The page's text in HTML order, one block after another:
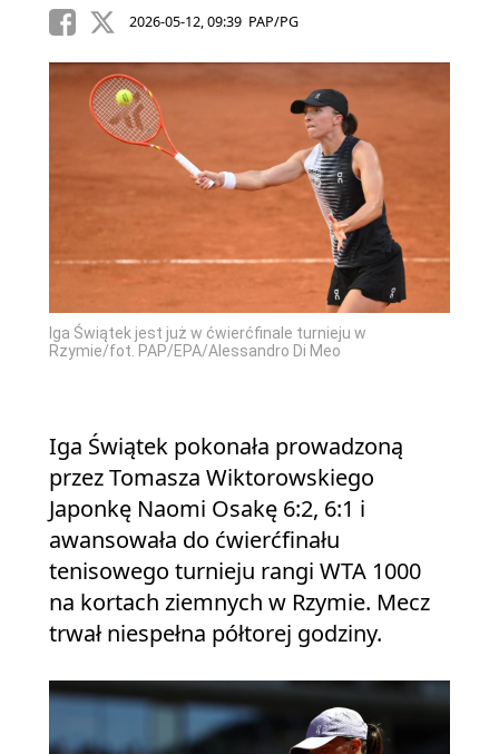
2026-05-12, 09:39 PAP/PG
Iga Świątek jest już w ćwierćfinale turnieju w
Rzymie/fot. PAP/EPA/Alessandro Di Meo
Iga Świątek pokonała prowadzoną
przez Tomasza Wiktorowskiego
Japonkę Naomi Osakę 6:2, 6:1 i
awansowała do ćwierćfinału
tenisowego turnieju rangi WTA 1000
na kortach ziemnych w Rzymie. Mecz
trwał niespełna półtorej godziny.